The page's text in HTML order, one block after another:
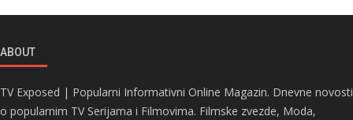
ABOUT
TV Exposed | Popularni Informativni Online Magazin. Dnevne novosti
o popularnim TV Serijama i Filmovima. Filmske zvezde, Moda,